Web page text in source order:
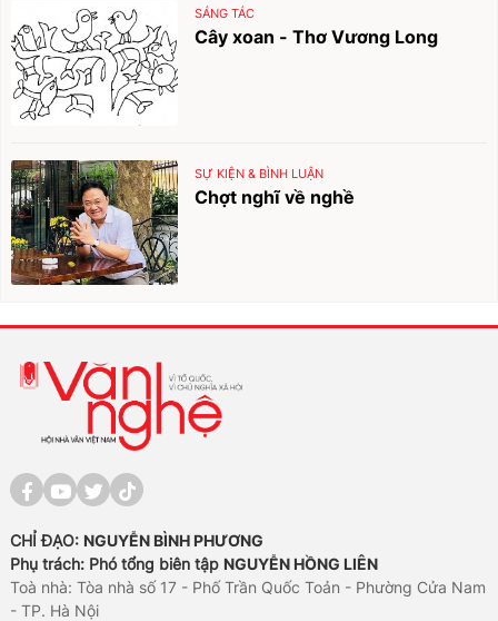
SÁNG TÁC
Cây xoan - Thơ Vương Long
SỰ KIỆN & BÌNH LUẬN
Chợt nghĩ về nghề
CHỈ ĐẠO: NGUYỄN BÌNH PHƯƠNG
Phụ trách: Phó tổng biên tập NGUYỄN HỒNG LIÊN
Toà nhà: Tòa nhà số 17 - Phố Trần Quốc Toản - Phường Cửa Nam
- TP. Hà Nội